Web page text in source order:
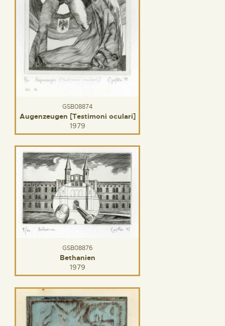
GSB08874
Augenzeugen [Testimoni oculari]
1979
GSB08876
Bethanien
1979